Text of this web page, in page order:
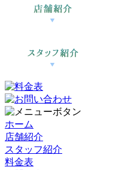
ホーム
店舗紹介
スタッフ紹介
料金表